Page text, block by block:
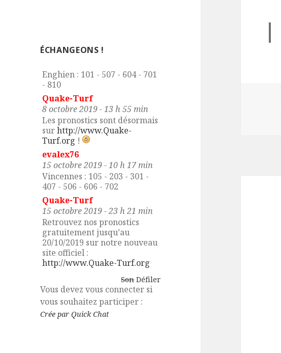
ÉCHANGEONS !
evalex76
Enghien : 101 - 507 - 604 - 701
- 810
Quake-Turf
8 octobre 2019 - 13 h 55 min
Les pronostics sont désormais
surhttp://www.Quake-
Turf.org !
evalex76
15 octobre 2019 - 10 h 17 min
Vincennes : 105 - 203 - 301 -
407 - 506 - 606 - 702
Quake-Turf
15 octobre 2019 - 23 h 21 min
Retrouvez nos pronostics
gratuitement jusqu’au
20/10/2019 sur notre nouveau
site officiel :
http://www.Quake-Turf.org
Défiler
Son
Vous devez vous connecter si
vous souhaitez participer :
Crée par Quick Chat